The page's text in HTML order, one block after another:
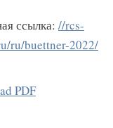
ссылка: //rcs-
ru/buettner-2022/